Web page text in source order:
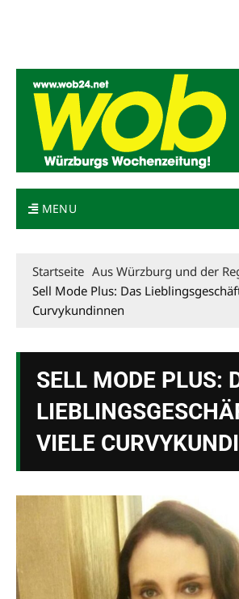
MENU
Startseite Aus Würzburg und der
Sell Mode Plus: Das
Curvykundinnen
SELL MODE PLUS:
VIELE